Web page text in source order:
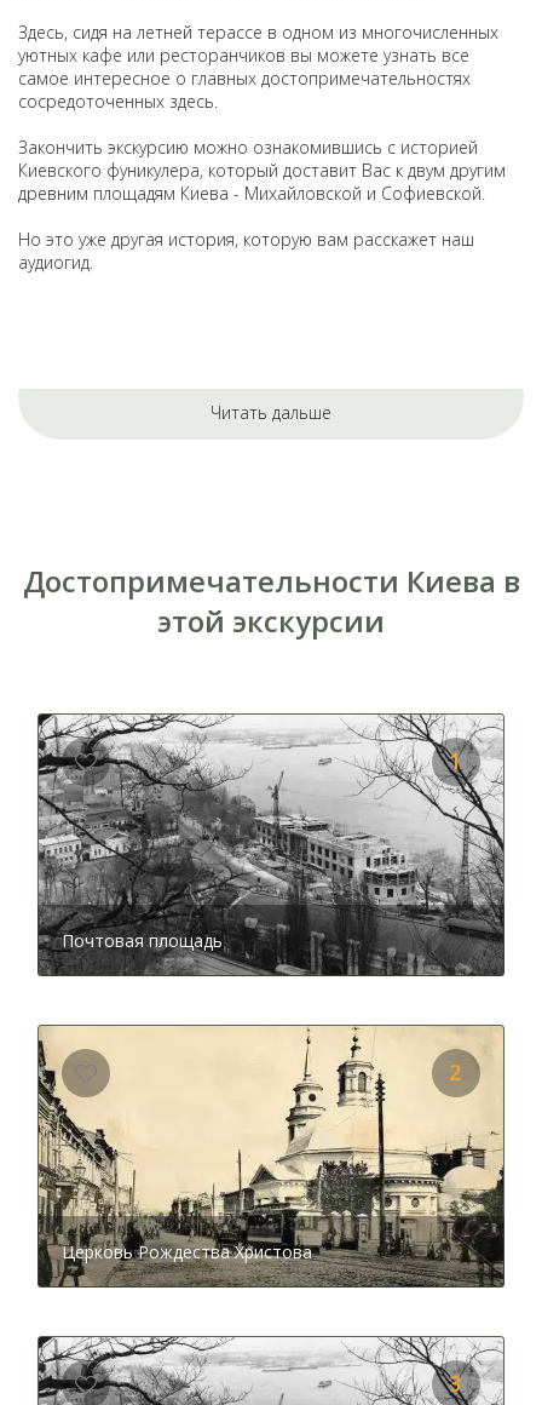
Здесь, сидя на летней терассе в одном из многочисленных
уютных кафе или ресторанчиков вы можете узнать все
самое интересное о главных достопримечательностях
сосредоточенных здесь.
Закончить экскурсию можно ознакомившись с историей
Киевского фуникулера, который доставит Вас к двум другим
древним площадям Киева - Михайловской и Софиевской.
Но это уже другая история, которую вам расскажет наш
аудиогид.
Читать дальше
Достопримечательности Киева в
этой экскурсии
Почтовая площадь
1
Церковь Рождества Христова
2
3